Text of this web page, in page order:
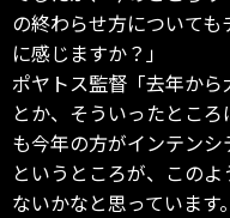
の終わらせ方について
に感じますか？」
ポヤトス監督「去年か
とか、そういったとこ
も今年の方がインテン
というところが、この
ないかなと思っています